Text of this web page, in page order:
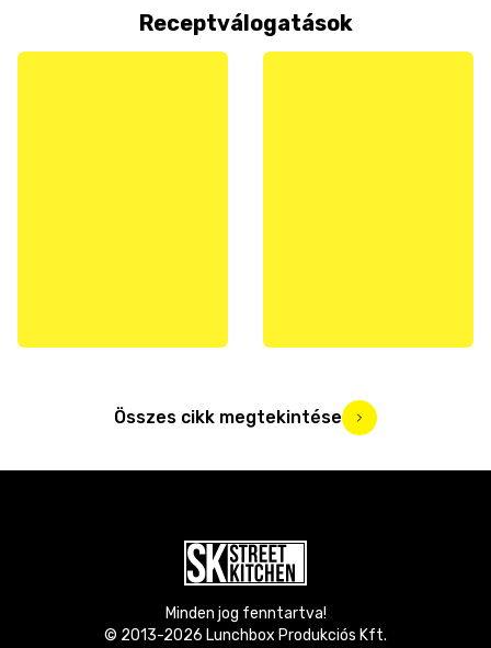
Receptválogatások
Összes cikk megtekintése
Minden jog fenntartva!
© 2013-2026 Lunchbox Produkciós Kft.